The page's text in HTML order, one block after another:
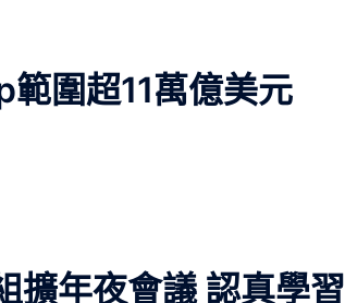
圍超11萬億美元
擴年夜會議 認真學習